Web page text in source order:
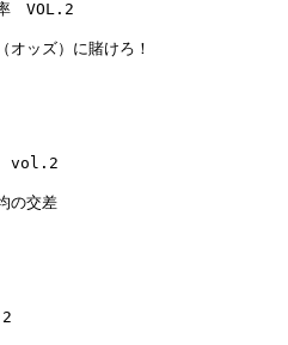
　VOL.2
オッズ）に賭けろ！
vol.2
の交差